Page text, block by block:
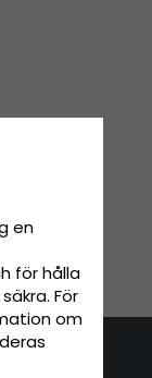
en
för hålla
För
om